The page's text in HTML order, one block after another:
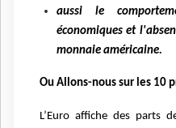
aussi le
économiques et
monnaie américaine.
Ou Allons-nous sur les 10
L’Euro affiche des parts